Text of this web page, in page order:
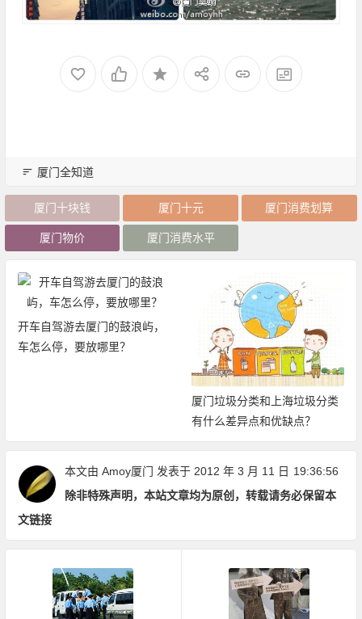
厦门全知道
厦门十块钱 厦门十元 厦门消费划算
厦门物价 厦门消费水平
开车自驾游去厦门的鼓浪屿，
车怎么停，要放哪里？
厦门垃圾分类和上海垃圾分类
有什么差异点和优缺点？
本文由 Amoy厦门 发表于 2012 年 3 月 11 日 19:36:56
除非特殊声明，本站文章均为原创，转载请务必保留本
文链接